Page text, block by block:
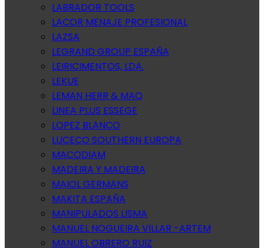
LABRADOR TOOLS
LACOR MENAJE PROFESIONAL
LAZSA
LEGRAND GROUP ESPAÑA
LEIRICIMENTOS, LDA.
LEKUE
LEMAN HERR & MAQ
LINEA PLUS ESSEGE
LOPEZ BLANCO
LUCECO SOUTHERN EUROPA
MACODIAM
MADEIRA Y MADEIRA
MAIOL GERMANS
MAKITA ESPAÑA
MANIPULADOS LISMA
MANUEL NOGUEIRA VILLAR -ARTEM
MANUEL OBRERO RUIZ